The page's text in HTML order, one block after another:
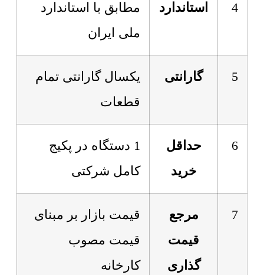
4 استاندارد
مطابق با استاندارد
ملی ایران
5 گارانتی
یکسال گارانتی تمام
قطعات
6
حداقل
خرید
1 دستگاه در پکیج
کامل شرکتی
7
مرجع
قیمت
گذاری
قیمت بازار بر مبنای
قیمت مصوب
کارخانه